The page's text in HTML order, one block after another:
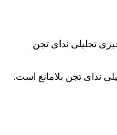
تحلیلی ندای تجن
ندای تجن بلامانع است.